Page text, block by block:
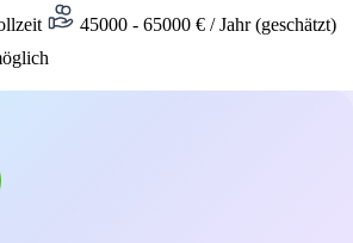
45000 - 65000 € / Jahr (geschätzt)